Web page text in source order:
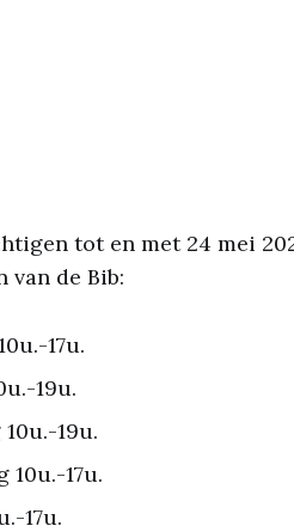
tot en met 24 mei
van de Bib:
17u.
19u.
19u.
10u.-17u.
17u.